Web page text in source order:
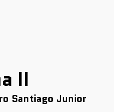
II
Santiago Junior